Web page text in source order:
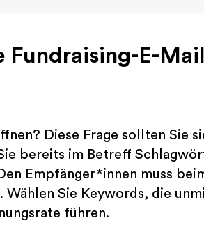
Fundraising-E-
Diese Frage sollten Sie
bereits im Betreff
Empfänger*innen muss
Sie Keywords, die
führen.